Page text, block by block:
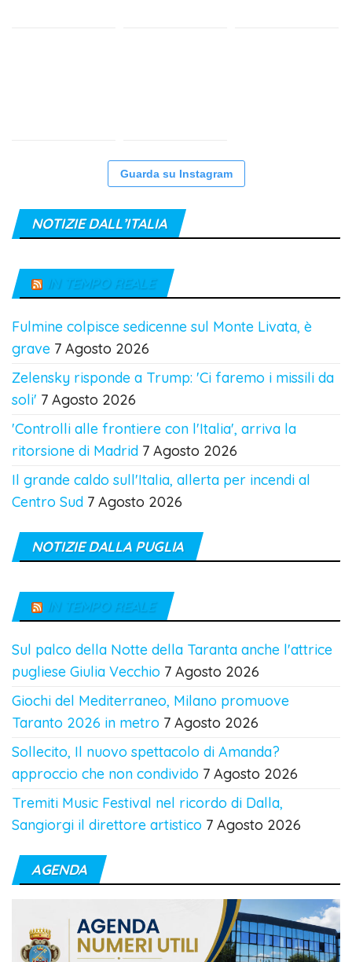
Guarda su Instagram
NOTIZIE DALL’ITALIA
IN TEMPO REALE
Fulmine colpisce sedicenne sul Monte Livata, è
grave 7 Agosto 2026
Zelensky risponde a Trump: 'Ci faremo i missili da
soli' 7 Agosto 2026
'Controlli alle frontiere con l'Italia', arriva la
ritorsione di Madrid 7 Agosto 2026
Il grande caldo sull'Italia, allerta per incendi al
Centro Sud 7 Agosto 2026
NOTIZIE DALLA PUGLIA
IN TEMPO REALE
Sul palco della Notte della Taranta anche l'attrice
pugliese Giulia Vecchio 7 Agosto 2026
Giochi del Mediterraneo, Milano promuove
Taranto 2026 in metro 7 Agosto 2026
Sollecito, Il nuovo spettacolo di Amanda?
approccio che non condivido 7 Agosto 2026
Tremiti Music Festival nel ricordo di Dalla,
Sangiorgi il direttore artistico 7 Agosto 2026
AGENDA